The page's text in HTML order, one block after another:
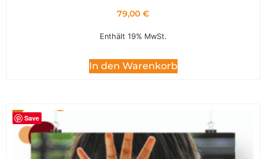
79,00 €
Enthält 19% MwSt.
In den Warenkorb
Save